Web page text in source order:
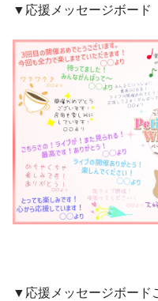
▼応援メッセージボード
▼応援メッセージボード